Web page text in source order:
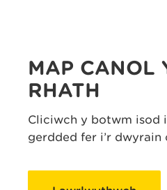
MAP CANOL
RHATH
Cliciwch y botwm isod
gerdded fer i’r dwyrain